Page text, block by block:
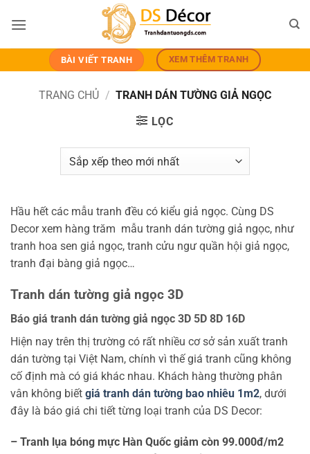
qua
BÀI VIẾT TRANH XEM THÊM TRANH
TRANG CHỦ / TRANH DÁN TƯỜNG GIẢ NGỌC
LỌC
Hầu hết các mẫu tranh đều có kiểu giả ngọc. Cùng DS
Decor xem hàng trăm mẫu tranh dán tường giả ngọc, như
tranh hoa sen giả ngọc, tranh cửu ngư quần hội giả ngọc,
tranh đại bàng giả ngọc…
Tranh dán tường giả ngọc 3D
Báo giá tranh dán tường giả ngọc 3D 5D 8D 16D
Hiện nay trên thị trường có rất nhiều cơ sở sản xuất tranh
dán tường tại Việt Nam, chính vì thế giá tranh cũng không
cố định mà có giá khác nhau. Khách hàng thường phân
vân không biết giá tranh dán tường bao nhiêu 1m2, dưới
đây là báo giá chi tiết từng loại tranh của DS Decor:
– Tranh lụa bóng mực Hàn Quốc giảm còn 99.000đ/m2